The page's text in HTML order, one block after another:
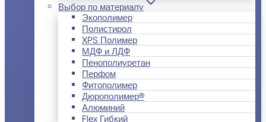
Выбор по материалу
Экополимер
Полистирол
XPS Полимер
МДФ и ЛДФ
Пенополиуретан
Перфом
Фитополимер
Дюрополимер®
Алюминий
Flex Гибкий